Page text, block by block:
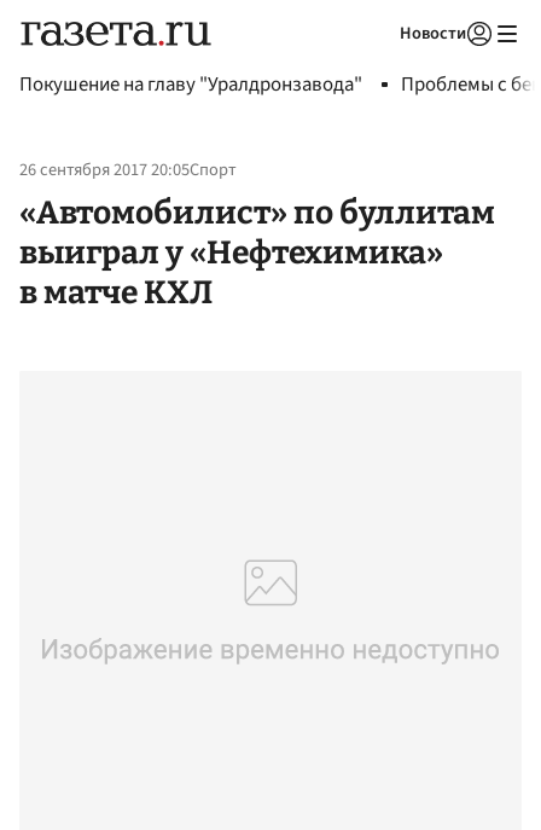
Новости
Покушение на главу "Уралдронзавода" Проблемы с
26 сентября 2017 20:05Спорт
«Автомобилист» по буллитам
выиграл у «Нефтехимика»
в матче КХЛ